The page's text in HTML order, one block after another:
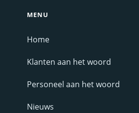
MENU
Home
Klanten aan het woord
Personeel aan het woord
Nieuws